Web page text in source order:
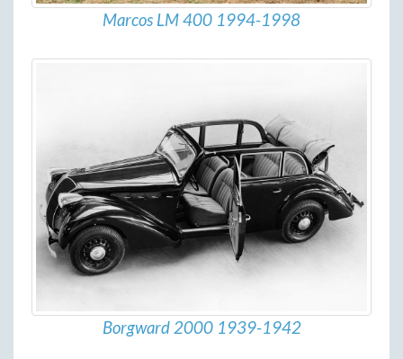
Marcos LM 400 1994-1998
Borgward 2000 1939-1942